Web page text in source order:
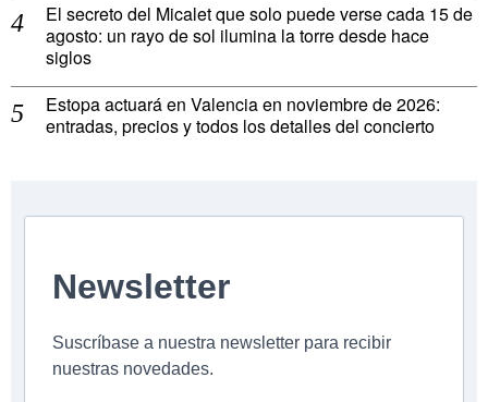
El secreto del Micalet que solo puede verse cada 15 de
agosto: un rayo de sol ilumina la torre desde hace
siglos
Estopa actuará en Valencia en noviembre de 2026:
entradas, precios y todos los detalles del concierto
Newsletter
Suscríbase a nuestra newsletter para recibir
nuestras novedades.